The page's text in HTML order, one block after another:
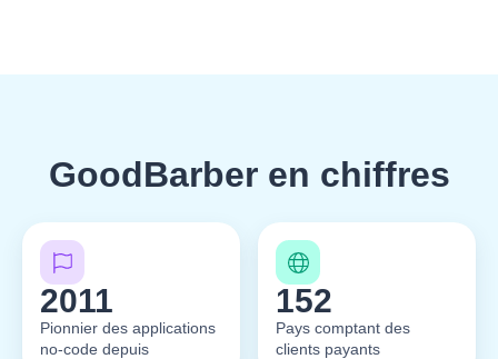
GoodBarber en chiffres
2011
Pionnier des applications
no-code depuis
152
Pays comptant des
clients payants